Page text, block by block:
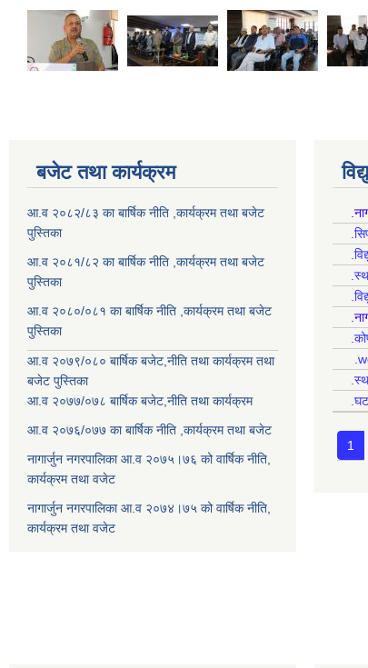
बजेट तथा कार्यक्रम
आ.व २०८२/८३ का बार्षिक नीति ,कार्यक्रम तथा बजेट
पुस्तिका
आ.व २०८१/८२ का बार्षिक नीति ,कार्यक्रम तथा बजेट
पुस्तिका
आ.व २०८०/०८१ का बार्षिक नीति ,कार्यक्रम तथा बजेट
पुस्तिका
आ.व २०७९/०८० बार्षिक बजेट,नीति तथा कार्यक्रम तथा
बजेट पुस्तिका
आ.व २०७७/०७८ बार्षिक बजेट,नीति तथा कार्यक्रम
आ.व २०७६/०७७ का बार्षिक नीति ,कार्यक्रम तथा बजेट
नागार्जुन नगरपालिका आ.व २०७५।७६ को वार्षिक नीति,
कार्यक्रम तथा वजेट
नागार्जुन नगरपालिका आ.व २०७४।७५ को वार्षिक नीति,
कार्यक्रम तथा वजेट
1